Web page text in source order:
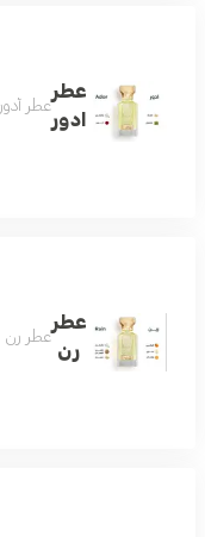
عطر
ادور
عطر أدور 75 مل عطر منعش مميز احترافي فواح للغاية يحلق بك في سماء الجمال مكونات العطر ورد ياسمين مسك باتشولي
عطر
رن
عطر رن 75 مل عطر اللطافة والحنان رائحة المطر مناسب لكل الأذواق حتماً سيعجبك مكونات العطر البرتقال الماندرين الكمثرى الياسمين المسك خشب الصندل